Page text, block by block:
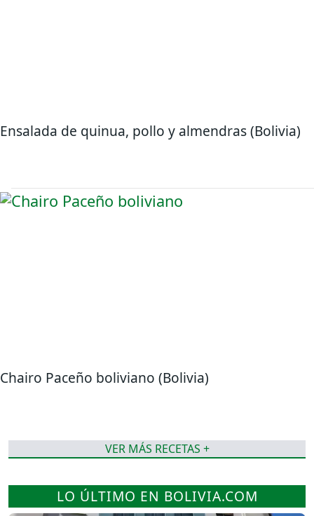
Ensalada de quinua, pollo y almendras (Bolivia)
Chairo Paceño boliviano (Bolivia)
VER MÁS RECETAS +
LO ÚLTIMO EN BOLIVIA.COM